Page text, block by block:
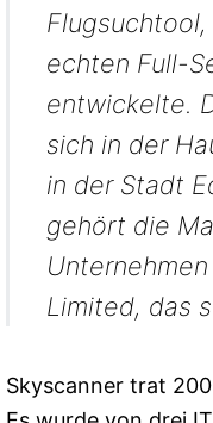
echten Full-
entwickelte.
sich in der
in der Stadt
gehört die
Limited, das
Skyscanner trat